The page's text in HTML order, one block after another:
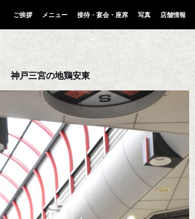
ご挨拶 メニュー 接待・宴会・座席 写真 店舗情報
神戸三宮の地鶏安東